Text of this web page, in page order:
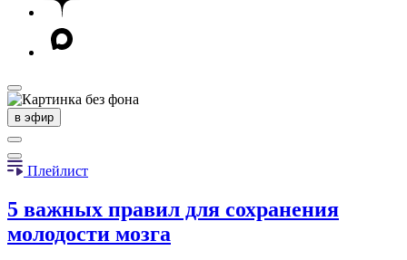
в эфир
Плейлист
5 важных правил для сохранения
молодости мозга